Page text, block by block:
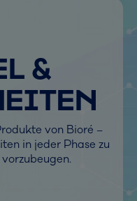
&
von Bioré –
in jeder Phase zu